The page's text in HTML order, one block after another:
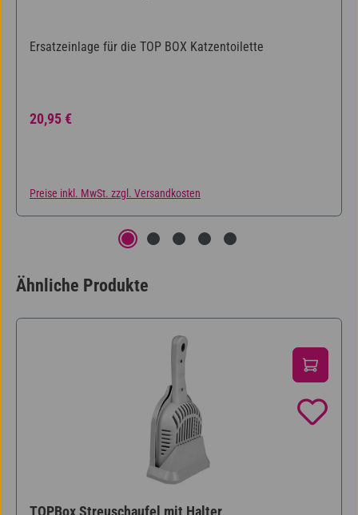
Ersatzeinlage für die TOP BOX Katzentoilette
Regulärer Preis:
20,95 €
Preise inkl. MwSt. zzgl. Versandkosten
Ähnliche Produkte
TOPBox Streuschaufel mit Halter